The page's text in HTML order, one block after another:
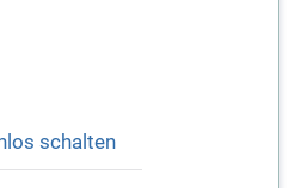
schalten